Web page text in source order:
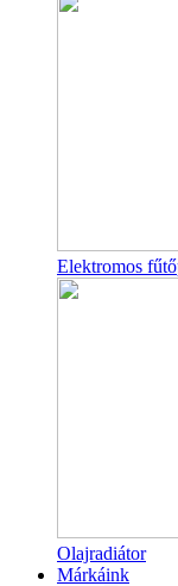
Elektromos
Olajradiátor
Márkáink